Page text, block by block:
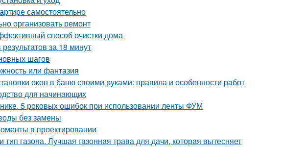
самостоятельно
организовать ремонт
способ очистки дома
за 18 минут
шагов
или фантазия
окон в баню своими руками: правила и особенности работ
для начинающих
5 роковых ошибок при использовании ленты ФУМ
без замены
в проектировании
газона. Лучшая газонная трава для дачи, которая вытесняет